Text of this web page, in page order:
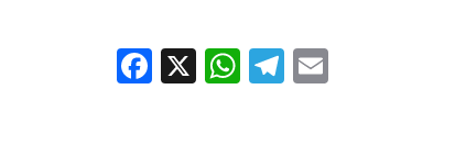
Facebook
X WhatsApp
Telegram